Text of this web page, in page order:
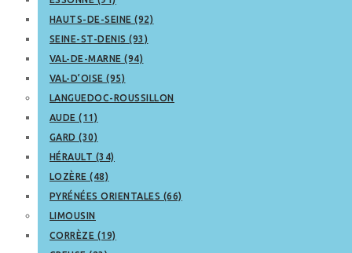
HAUTS-DE-SEINE (92)
SEINE-ST-DENIS (93)
VAL-DE-MARNE (94)
VAL-D’OISE (95)
LANGUEDOC-ROUSSILLON
AUDE (11)
GARD (30)
HÉRAULT (34)
LOZÈRE (48)
PYRÉNÉES ORIENTALES (66)
LIMOUSIN
CORRÈZE (19)